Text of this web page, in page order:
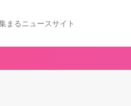
まるニュースサイト